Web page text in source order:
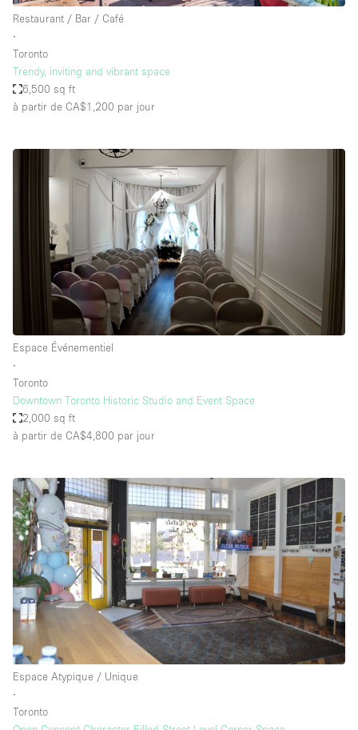
Restaurant / Bar / Café
∙
Toronto
Trendy, inviting and vibrant space
6,500 sq ft
à partir de CA$1,200 par jour
Espace Événementiel
∙
Toronto
Downtown Toronto Historic Studio and Event Space
2,000 sq ft
à partir de CA$4,800 par jour
Espace Atypique / Unique
∙
Toronto